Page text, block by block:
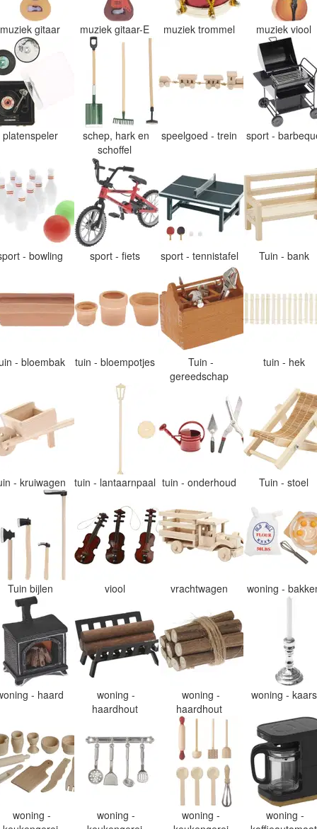
muziek gitaar muziek gitaar-E muziek trommel muziek viool
platenspeler
schep, hark en
schoffel
speelgoed - trein sport -
- bowling sport - fiets sport - tennistafel Tuin - bank
- bloembak tuin - bloempotjes
Tuin -
gereedschap
tuin - hek
- kruiwagen tuin - lantaarnpaal tuin - onderhoud Tuin - stoel
Tuin bijlen viool vrachtwagen woning -
- haard
woning -
haardhout
woning -
haardhout
woning -
woning -
woning -
woning -
woning -